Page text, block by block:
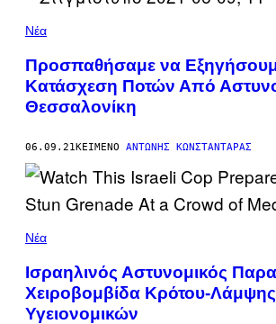
Νέα
Προσπαθήσαμε να
Κατάσχεση Ποτών Από
Θεσσαλονίκη
06.09.21ΚΕΊΜΕΝΟ ΑΝΤΏΝΗΣ ΚΩΝΣΤΑΝΤΆΡΑΣ
Νέα
Ισραηλινός Αστυνομικός
Χειροβομβίδα Κρότου-
Υγειονομικών